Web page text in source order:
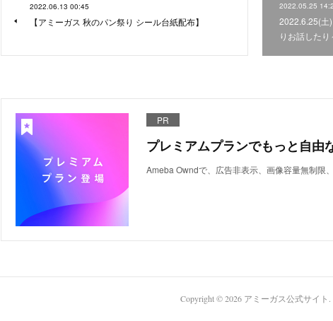
2022.06.13 00:45
【アミーガス 秋のパン祭り シール台紙配布】
2022.05.25
2022.6.25(土
りお話したり
PR
プレミアムプランでもっと自由
Ameba Owndで、広告非表示、画像容量無制限
Copyright ©2026 アミーガス公式サイト .